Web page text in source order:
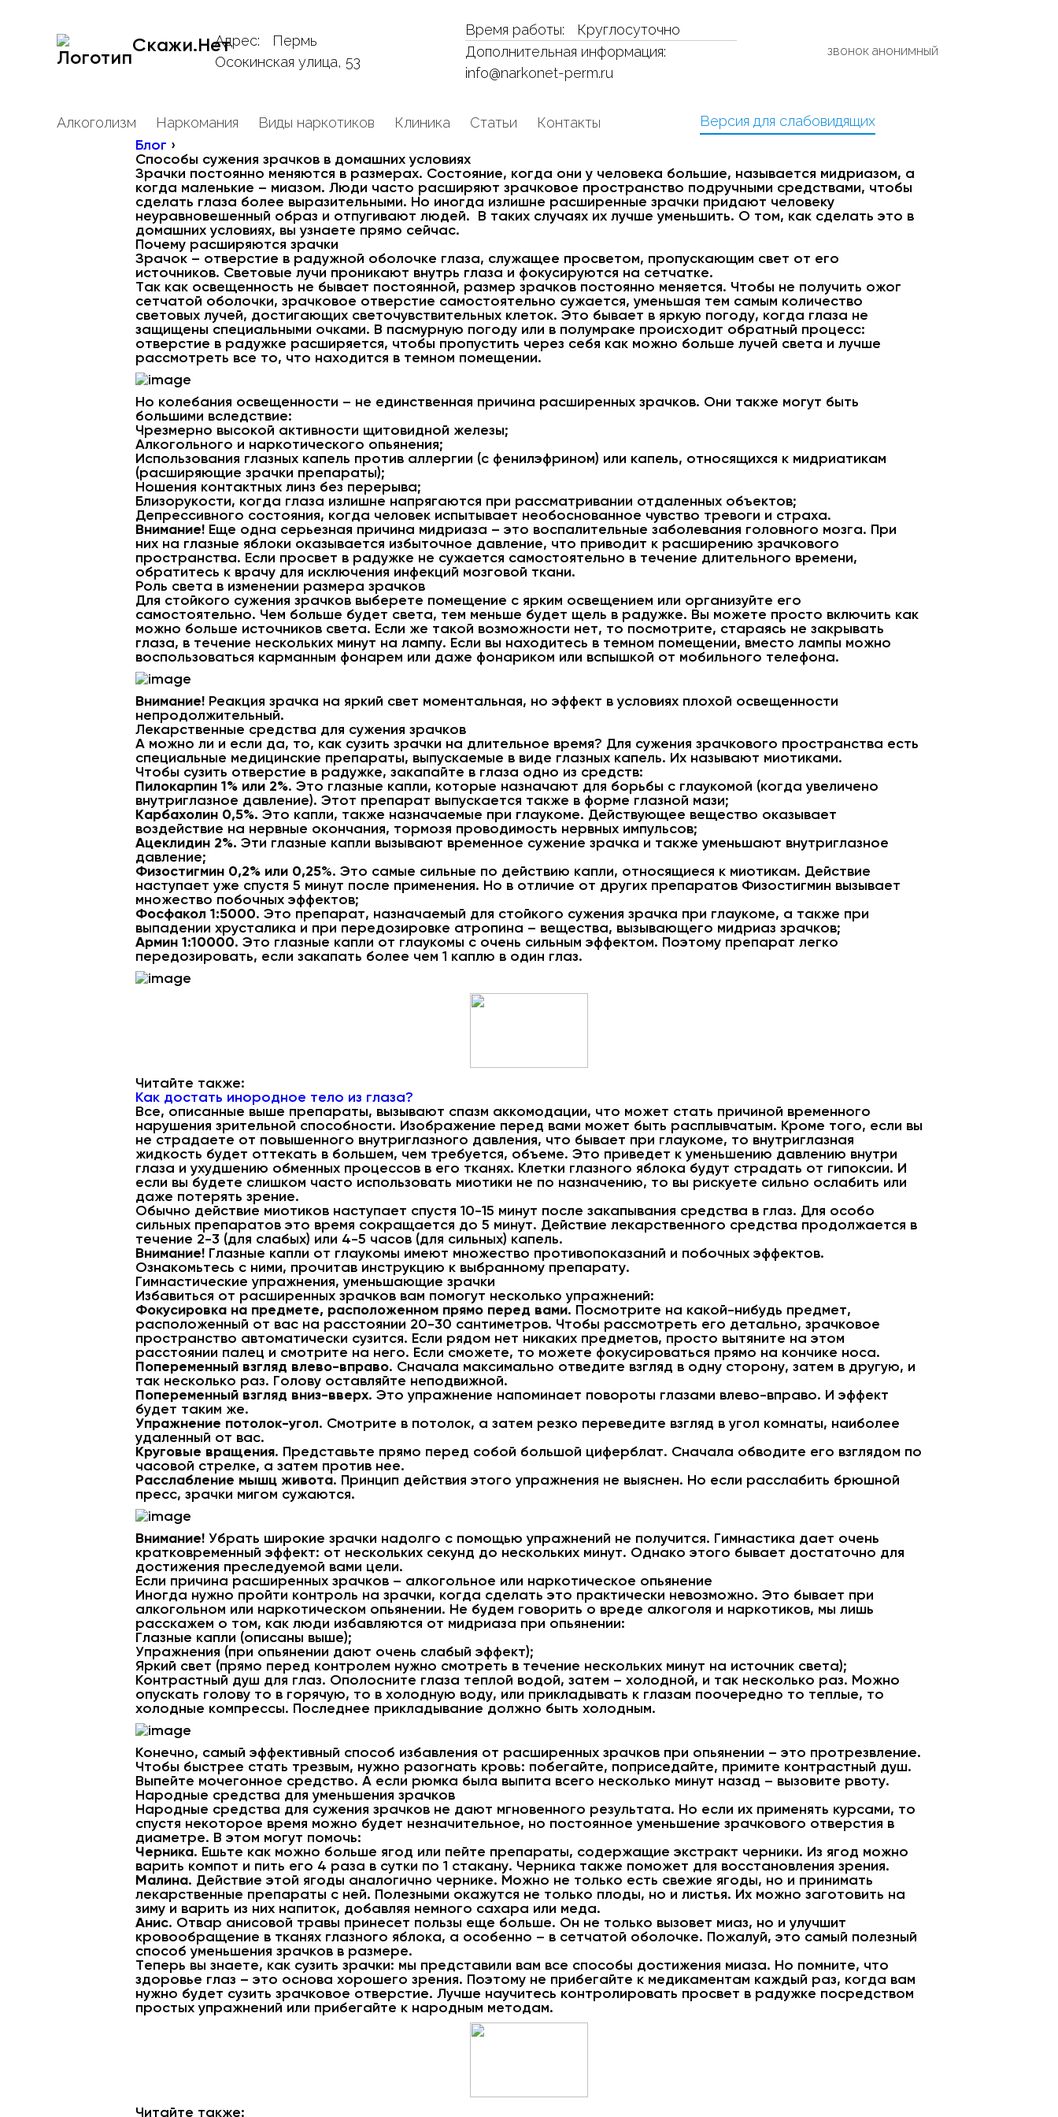
Скажи.НетАдрес:
Пермь
Осокинская улица, 53
Время работы:
Круглосуточно
Дополнительная информация:
info@narkonet-perm.ru
звонок анонимный
Алкоголизм Наркомания Виды наркотиков Клиника Статьи Контакты Версия для слабовидящих
Блог ›
Способы сужения зрачков в домашних условиях
Зрачки постоянно меняются в размерах. Состояние, когда они у человека большие, называется мидриазом, а
когда маленькие – миазом. Люди часто расширяют зрачковое пространство подручными средствами, чтобы
сделать глаза более выразительными. Но иногда излишне расширенные зрачки придают человеку
неуравновешенный образ и отпугивают людей. В таких случаях их лучше уменьшить. О том, как сделать это в
домашних условиях, вы узнаете прямо сейчас.
Почему расширяются зрачки
Зрачок – отверстие в радужной оболочке глаза, служащее просветом, пропускающим свет от его
источников. Световые лучи проникают внутрь глаза и фокусируются на сетчатке.
Так как освещенность не бывает постоянной, размер зрачков постоянно меняется. Чтобы не получить ожог
сетчатой оболочки, зрачковое отверстие самостоятельно сужается, уменьшая тем самым количество
световых лучей, достигающих светочувствительных клеток. Это бывает в яркую погоду, когда глаза не
защищены специальными очками. В пасмурную погоду или в полумраке происходит обратный процесс:
отверстие в радужке расширяется, чтобы пропустить через себя как можно больше лучей света и лучше
рассмотреть все то, что находится в темном помещении.
Но колебания освещенности – не единственная причина расширенных зрачков. Они также могут быть
большими вследствие:
Чрезмерно высокой активности щитовидной железы;
Алкогольного и наркотического опьянения;
Использования глазных капель против аллергии (с фенилэфрином) или капель, относящихся к мидриатикам
(расширяющие зрачки препараты);
Ношения контактных линз без перерыва;
Близорукости, когда глаза излишне напрягаются при рассматривании отдаленных объектов;
Депрессивного состояния, когда человек испытывает необоснованное чувство тревоги и страха.
Внимание! Еще одна серьезная причина мидриаза – это воспалительные заболевания головного мозга. При
них на глазные яблоки оказывается избыточное давление, что приводит к расширению зрачкового
пространства. Если просвет в радужке не сужается самостоятельно в течение длительного времени,
обратитесь к врачу для исключения инфекций мозговой ткани.
Роль света в изменении размера зрачков
Для стойкого сужения зрачков выберете помещение с ярким освещением или организуйте его
самостоятельно. Чем больше будет света, тем меньше будет щель в радужке. Вы можете просто включить как
можно больше источников света. Если же такой возможности нет, то посмотрите, стараясь не закрывать
глаза, в течение нескольких минут на лампу. Если вы находитесь в темном помещении, вместо лампы можно
воспользоваться карманным фонарем или даже фонариком или вспышкой от мобильного телефона.
Внимание! Реакция зрачка на яркий свет моментальная, но эффект в условиях плохой освещенности
непродолжительный.
Лекарственные средства для сужения зрачков
А можно ли и если да, то, как сузить зрачки на длительное время? Для сужения зрачкового пространства есть
специальные медицинские препараты, выпускаемые в виде глазных капель. Их называют миотиками.
Чтобы сузить отверстие в радужке, закапайте в глаза одно из средств:
Пилокарпин 1% или 2%. Это глазные капли, которые назначают для борьбы с глаукомой (когда увеличено
внутриглазное давление). Этот препарат выпускается также в форме глазной мази;
Карбахолин 0,5%. Это капли, также назначаемые при глаукоме. Действующее вещество оказывает
воздействие на нервные окончания, тормозя проводимость нервных импульсов;
Ацеклидин 2%. Эти глазные капли вызывают временное сужение зрачка и также уменьшают внутриглазное
давление;
Физостигмин 0,2% или 0,25%. Это самые сильные по действию капли, относящиеся к миотикам. Действие
наступает уже спустя 5 минут после применения. Но в отличие от других препаратов Физостигмин вызывает
множество побочных эффектов;
Фосфакол 1:5000. Это препарат, назначаемый для стойкого сужения зрачка при глаукоме, а также при
выпадении хрусталика и при передозировке атропина – вещества, вызывающего мидриаз зрачков;
Армин 1:10000. Это глазные капли от глаукомы с очень сильным эффектом. Поэтому препарат легко
передозировать, если закапать более чем 1 каплю в один глаз.
Читайте также:
Как достать инородное тело из глаза?
Все, описанные выше препараты, вызывают спазм аккомодации, что может стать причиной временного
нарушения зрительной способности. Изображение перед вами может быть расплывчатым. Кроме того, если вы
не страдаете от повышенного внутриглазного давления, что бывает при глаукоме, то внутриглазная
жидкость будет оттекать в большем, чем требуется, объеме. Это приведет к уменьшению давлению внутри
глаза и ухудшению обменных процессов в его тканях. Клетки глазного яблока будут страдать от гипоксии. И
если вы будете слишком часто использовать миотики не по назначению, то вы рискуете сильно ослабить или
даже потерять зрение.
Обычно действие миотиков наступает спустя 10-15 минут после закапывания средства в глаз. Для особо
сильных препаратов это время сокращается до 5 минут. Действие лекарственного средства продолжается в
течение 2-3 (для слабых) или 4-5 часов (для сильных) капель.
Внимание! Глазные капли от глаукомы имеют множество противопоказаний и побочных эффектов.
Ознакомьтесь с ними, прочитав инструкцию к выбранному препарату.
Гимнастические упражнения, уменьшающие зрачки
Избавиться от расширенных зрачков вам помогут несколько упражнений:
Фокусировка на предмете, расположенном прямо перед вами. Посмотрите на какой-нибудь предмет,
расположенный от вас на расстоянии 20-30 сантиметров. Чтобы рассмотреть его детально, зрачковое
пространство автоматически сузится. Если рядом нет никаких предметов, просто вытяните на этом
расстоянии палец и смотрите на него. Если сможете, то можете фокусироваться прямо на кончике носа.
Попеременный взгляд влево-вправо. Сначала максимально отведите взгляд в одну сторону, затем в другую, и
так несколько раз. Голову оставляйте неподвижной.
Попеременный взгляд вниз-вверх. Это упражнение напоминает повороты глазами влево-вправо. И эффект
будет таким же.
Упражнение потолок-угол. Смотрите в потолок, а затем резко переведите взгляд в угол комнаты, наиболее
удаленный от вас.
Круговые вращения. Представьте прямо перед собой большой циферблат. Сначала обводите его взглядом по
часовой стрелке, а затем против нее.
Расслабление мышц живота. Принцип действия этого упражнения не выяснен. Но если расслабить брюшной
пресс, зрачки мигом сужаются.
Внимание! Убрать широкие зрачки надолго с помощью упражнений не получится. Гимнастика дает очень
кратковременный эффект: от нескольких секунд до нескольких минут. Однако этого бывает достаточно для
достижения преследуемой вами цели.
Если причина расширенных зрачков – алкогольное или наркотическое опьянение
Иногда нужно пройти контроль на зрачки, когда сделать это практически невозможно. Это бывает при
алкогольном или наркотическом опьянении. Не будем говорить о вреде алкоголя и наркотиков, мы лишь
расскажем о том, как люди избавляются от мидриаза при опьянении:
Глазные капли (описаны выше);
Упражнения (при опьянении дают очень слабый эффект);
Яркий свет (прямо перед контролем нужно смотреть в течение нескольких минут на источник света);
Контрастный душ для глаз. Ополосните глаза теплой водой, затем – холодной, и так несколько раз. Можно
опускать голову то в горячую, то в холодную воду, или прикладывать к глазам поочередно то теплые, то
холодные компрессы. Последнее прикладывание должно быть холодным.
Конечно, самый эффективный способ избавления от расширенных зрачков при опьянении – это протрезвление.
Чтобы быстрее стать трезвым, нужно разогнать кровь: побегайте, поприседайте, примите контрастный душ.
Выпейте мочегонное средство. А если рюмка была выпита всего несколько минут назад – вызовите рвоту.
Народные средства для уменьшения зрачков
Народные средства для сужения зрачков не дают мгновенного результата. Но если их применять курсами, то
спустя некоторое время можно будет незначительное, но постоянное уменьшение зрачкового отверстия в
диаметре. В этом могут помочь:
Черника. Ешьте как можно больше ягод или пейте препараты, содержащие экстракт черники. Из ягод можно
варить компот и пить его 4 раза в сутки по 1 стакану. Черника также поможет для восстановления зрения.
Малина. Действие этой ягоды аналогично чернике. Можно не только есть свежие ягоды, но и принимать
лекарственные препараты с ней. Полезными окажутся не только плоды, но и листья. Их можно заготовить на
зиму и варить из них напиток, добавляя немного сахара или меда.
Анис. Отвар анисовой травы принесет пользы еще больше. Он не только вызовет миаз, но и улучшит
кровообращение в тканях глазного яблока, а особенно – в сетчатой оболочке. Пожалуй, это самый полезный
способ уменьшения зрачков в размере.
Теперь вы знаете, как сузить зрачки: мы представили вам все способы достижения миаза. Но помните, что
здоровье глаз – это основа хорошего зрения. Поэтому не прибегайте к медикаментам каждый раз, когда вам
нужно будет сузить зрачковое отверстие. Лучше научитесь контролировать просвет в радужке посредством
простых упражнений или прибегайте к народным методам.
Читайте также: